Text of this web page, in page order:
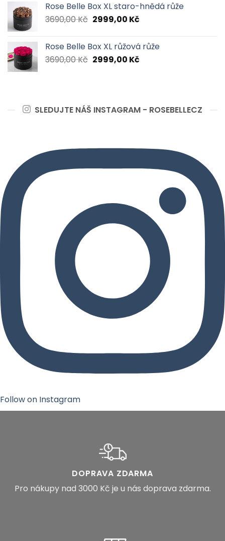
Rose Belle Box XL staro-hnědá růže
3690,00Kč Původní
3690,00 Kč.
2999,00 KčAktuální
je:
2999,00 Kč.
Rose Belle Box XL růžová růže
3690,00Kč Původní
2999,00 KčAktuální
SLEDUJTE NÁŠ INSTAGRAM - ROSEBELLECZ
Follow on Instagram
DOPRAVA ZDARMA
Pro nákupy nad 3000 Kč je u nás doprava zdarma.